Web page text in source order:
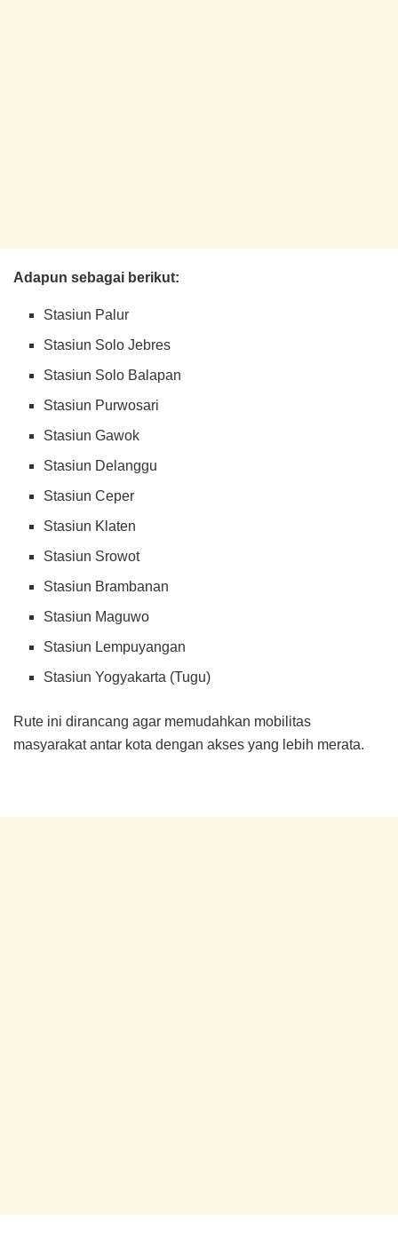
Adapun sebagai berikut:
Stasiun Palur
Stasiun Solo Jebres
Stasiun Solo Balapan
Stasiun Purwosari
Stasiun Gawok
Stasiun Delanggu
Stasiun Ceper
Stasiun Klaten
Stasiun Srowot
Stasiun Brambanan
Stasiun Maguwo
Stasiun Lempuyangan
Stasiun Yogyakarta (Tugu)
Rute ini dirancang agar memudahkan mobilitas
masyarakat antar kota dengan akses yang lebih merata.